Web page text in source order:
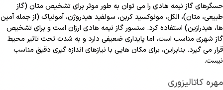
حسگرهای گاز نیمه هادی را می توان به طور موثر برای تشخیص متان (گاز
طبیعی، متان)، الکل، مونوکسید کربن، سولفید هیدروژن، آمونیاک (از جمله آمین
ها، هیدرازین) استفاده کرد. سنسور گاز نیمه هادی ارزان است و برای تشخیص
گاز شهری مناسب است، اما پایداری ضعیفی دارد و به شدت تحت تاثیر محیط
قرار می گیرد. بنابراین، برای مکان هایی با نیازهای اندازه گیری دقیق مناسب
نیست.
مهره کاتالیزوری